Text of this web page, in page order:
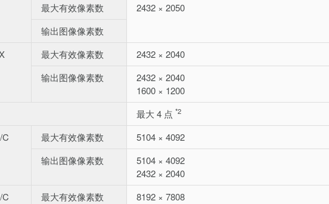
最大有效像素数
2432 × 2050
输出图像像素数
最大有效像素数
2432 × 2040
输出图像像素数
2432 × 2040
1600 × 1200
最大 4 点 *2
最大有效像素数
5104 × 4092
输出图像像素数
5104 × 4092
2432 × 2040
最大有效像素数
8192 × 7808